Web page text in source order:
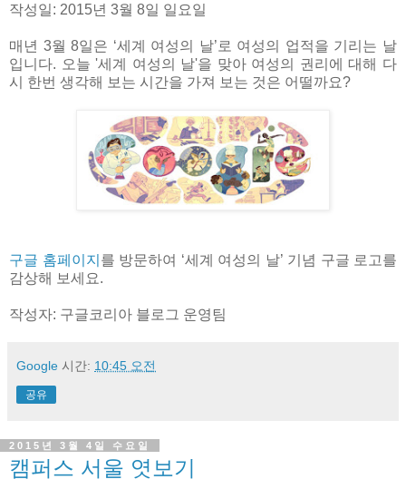
작성일: 2015년 3월 8일 일요일
매년 3월 8일은 ‘세계 여성의 날’로 여성의 업적을 기리는 날
입니다. 오늘 '세계 여성의 날'을 맞아 여성의 권리에 대해 다
시 한번 생각해 보는 시간을 가져 보는 것은 어떨까요?
구글 홈페이지 를 방문하여 ‘세계 여성의 날’ 기념 구글 로고를
감상해 보세요.
작성자: 구글코리아 블로그 운영팀
Google 시간: 10:45 오전
공유
2015년 3월 4일 수요일
캠퍼스 서울 엿보기